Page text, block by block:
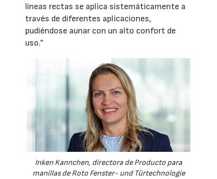
líneas rectas se aplica sistemáticamente a
través de diferentes aplicaciones,
pudiéndose aunar con un alto confort de
uso.”
Inken Kannchen, directora de Producto para
manillas de Roto Fenster- und Türtechnologie